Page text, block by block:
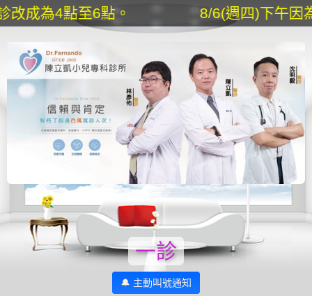
8/6(週四)下午因為停電，下午門診
一診
🔔 主動叫號通知